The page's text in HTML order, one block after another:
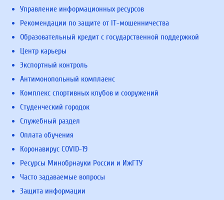
Управление информационных ресурсов
Рекомендации по защите от IT-мошенничества
Образовательный кредит с государственной поддержкой
Центр карьеры
Экспортный контроль
Антимонопольный комплаенс
Комплекс спортивных клубов и сооружений
Студенческий городок
Служебный раздел
Оплата обучения
Коронавирус COVID-19
Ресурсы Минобрнауки России и ИжГТУ
Часто задаваемые вопросы
Защита информации